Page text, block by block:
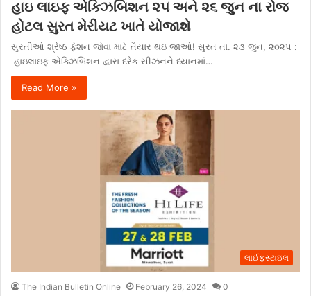
હાઇ લાઇફ એક્ઝિબિશન ૨૫ અને ૨૬ જુન ના રોજ
હોટલ સુરત મેરીયટ ખાતે યોજાશે
સુરતીઓ શ્રેષ્ઠ ફેશન જોવા માટે તૈયાર થઇ જાઓ! સુરત તા. ૨૩ જુન, ૨૦૨૫ :
હાઇલાઇફ એક્ઝિબિશન દ્વારા દરેક સીઝનને ધ્યાનમાં…
Read More »
લાઈફસ્ટાઇલ
The Indian Bulletin Online February 26, 2024 0